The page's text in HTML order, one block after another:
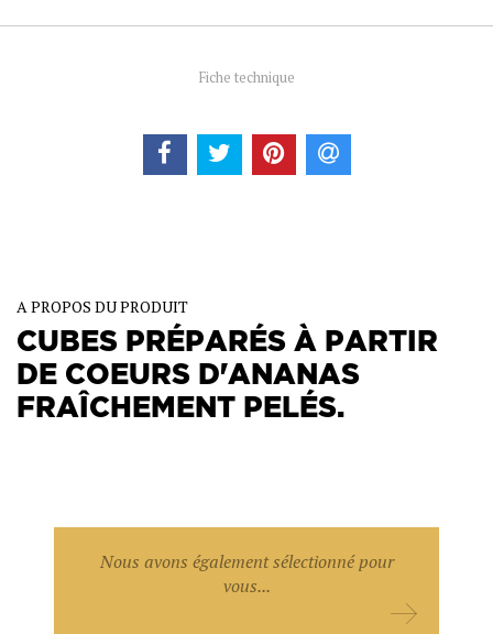
Fiche technique
A PROPOS DU PRODUIT
CUBES PRÉPARÉS À PARTIR
DE COEURS D'ANANAS
FRAÎCHEMENT PELÉS.
Nous avons également sélectionné pour
vous...